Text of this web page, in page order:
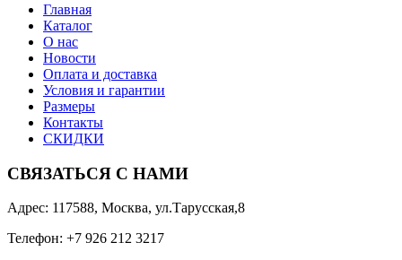
Главная
Каталог
О нас
Новости
Оплата и доставка
Условия и гарантии
Размеры
Контакты
СКИДКИ
СВЯЗАТЬСЯ С НАМИ
Адрес: 117588, Москва, ул.Тарусская,8
Телефон: +7 926 212 3217